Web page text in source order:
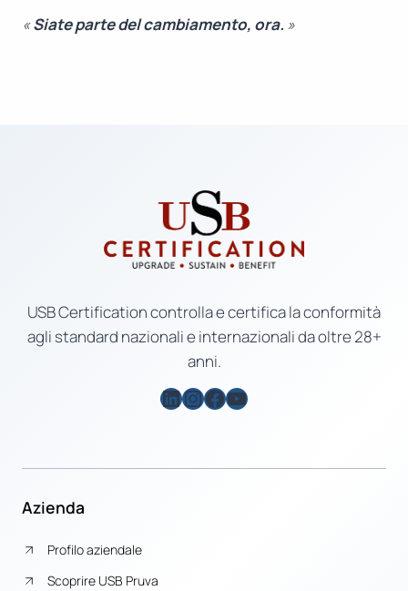
«Siate parte del cambiamento, ora. »
USB Certification controlla e certifica la conformità
agli standard nazionali e internazionali da oltre 28+
anni.
LinkedIn
Instagram
Facebook
YouTube
Azienda
Profilo aziendale
Scoprire USB Pruva